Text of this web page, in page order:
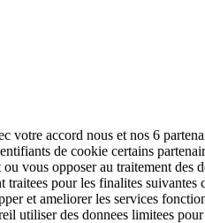
votre accord nous et nos 6
de cookie certains
vous opposer au traitement
pour les finalites
et ameliorer les services
utiliser des donnees limitees